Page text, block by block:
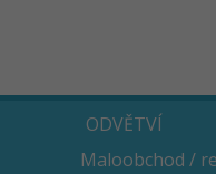
ODVĚTVÍ
Maloobchod /